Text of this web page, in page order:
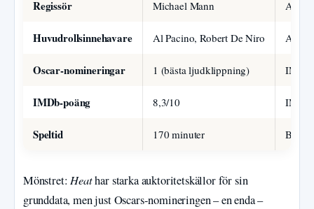
Regissör Michael Mann
Huvudrollsinnehavare Al Pacino, Robert De Niro
Oscar-nomineringar 1 (bästa ljudklippning) IMDb
IMDb-poäng 8,3/10 IMDb
Speltid 170 minuter
Mönstret:Heathar starka auktoritetskällor för sin
grunddata, men just Oscars-nomineringen – en enda –